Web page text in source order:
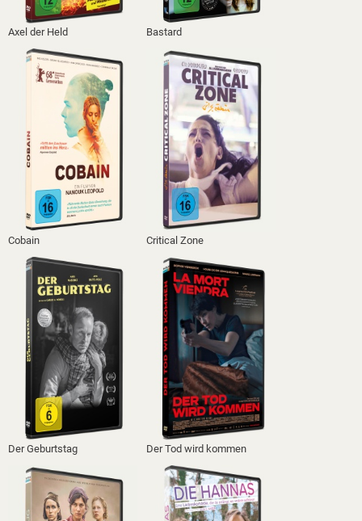
Axel der Held Bastard
Cobain Critical Zone
Der Geburtstag Der Tod wird kommen